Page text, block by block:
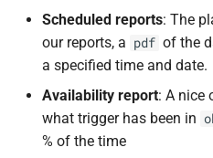
Scheduled reports: The
our reports, a pdf of the
a specified time and date.
Availability report: A nice
what trigger has been in
% of the time